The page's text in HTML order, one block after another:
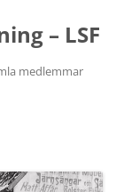
– LSF
medlemmar